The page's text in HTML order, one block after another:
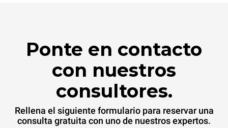
Ponte en contacto
con nuestros
consultores.
Rellena el siguiente formulario para reservar una
consulta gratuita con uno de nuestros expertos.